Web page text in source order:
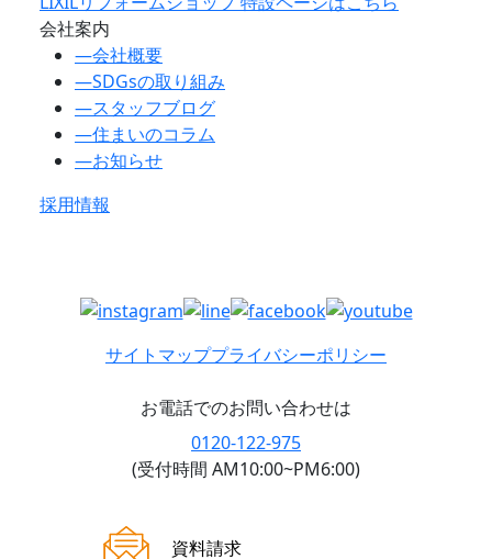
会社案内
―会社概要
―SDGsの取り組み
―スタッフブログ
―住まいのコラム
―お知らせ
採用情報
サイトマッププライバシーポリシー
お電話でのお問い合わせは
0120-122-975
(受付時間 AM10:00~PM6:00)
資料請求